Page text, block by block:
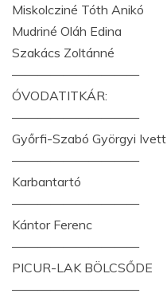
Miskolcziné Tóth Anikó
Mudriné Oláh Edina
Szakács Zoltánné
——————————
ÓVODATITKÁR:
——————————
Győrfi-Szabó Györgyi Ivett
——————————
Karbantartó
——————————
Kántor Ferenc
——————————
PICUR-LAK BÖLCSŐDE
——————————